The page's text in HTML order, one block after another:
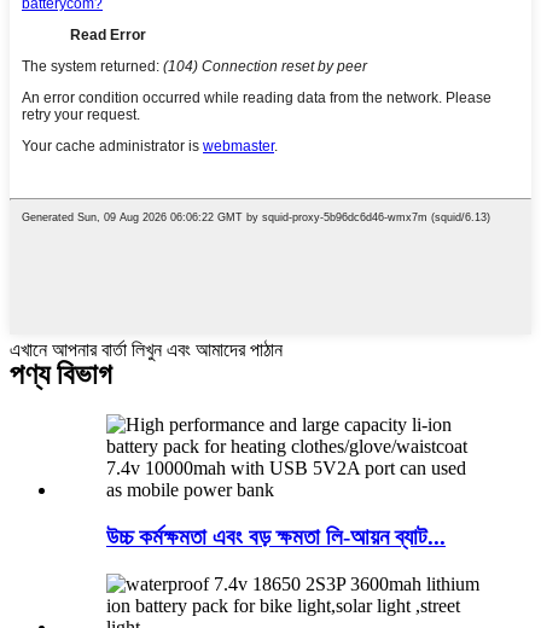
এখানে আপনার বার্তা লিখুন এবং আমাদের পাঠান
পণ্য বিভাগ
উচ্চ কর্মক্ষমতা এবং বড় ক্ষমতা লি-আয়ন ব্যাট...